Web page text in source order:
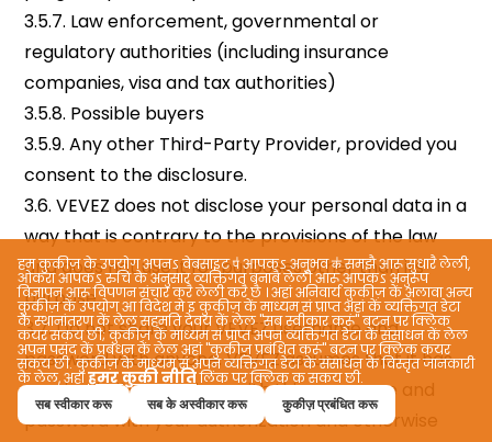
हम कुकीज़ के उपयोग अपनऽ वेबसाइट प॑ आपकऽ अनुभव क॑ समझै आरू सुधारै लेली,
ओकरा आपकऽ रुचि के अनुसार व्यक्तिगत बनाबै लेली आरू आपकऽ अनुरूप
विज्ञापन आरू विपणन संचार करै लेली करै छै । अहां अनिवार्य कुकीज़ कें अलावा अन्य
कुकीज़ कें उपयोग आ विदेश मे इ कुकीज़ कें माध्यम सं प्राप्त अहां कें व्यक्तिगत डेटा
कें स्थानांतरण कें लेल सहमति देवय कें लेल "सब स्वीकार करूं" बटन पर क्लिक
कयर सकय छी; कुकीज़ कें माध्यम सं प्राप्त अपन व्यक्तिगत डेटा कें संसाधन कें लेल
अपन पसंद कें प्रबंधन कें लेल अहां "कुकीज़ प्रबंधित करूं" बटन पर क्लिक कयर
सकय छी. कुकीज़ के माध्यम सं अपन व्यक्तिगत डेटा के संसाधन के विस्तृत जानकारी
के लेल, अहांहमर कुकी नीतिलिंक पर क्लिक क सकय छी.
सब स्वीकार करू सब के अस्वीकार करू कुकीज़ प्रबंधित करू